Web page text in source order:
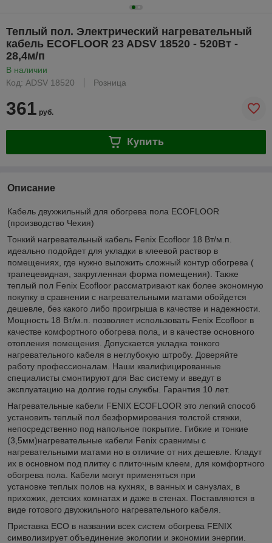
Теплый пол. Электрический нагревательный
кабель ECOFLOOR 23 ADSV 18520 - 520Вт -
28,4м/п
В наличии
Код: ADSV 18520
Розница
361 руб.
Купить
Описание
Кабель двухжильный для обогрева пола ECOFLOOR
(производство Чехия)
Тонкий нагревательный кабель Fenix Ecofloor 18 Вт/м.п.
идеально подойдет для укладки в клеевой раствор в
помещениях, где нужно выложить сложный контур обогрева (
трапецевидная, закругленная форма помещения). Также
теплый пол Fenix Ecofloor рассматривают как более экономную
покупку в сравнении с нагревательными матами обойдется
дешевле, без какого либо проигрыша в качестве и надежности.
Мощность 18 Вт/м.п. позволяет использовать Fenix Ecofloor в
качестве комфортного обогрева пола, и в качестве основного
отопления помещения. Допускается укладка тонкого
нагревательного кабеля в неглубокую штробу. Доверяйте
работу профессионалам. Наши квалифицированные
специалисты смонтируют для Вас систему и введут в
эксплуатацию на долгие годы службы. Гарантия 10 лет.
Нагревательные кабели FENIX ECOFLOOR это легкий способ
установить теплый пол безформирования толстой стяжки,
непосредственно под напольное покрытие. Гибкие и тонкие
(3,5мм)нагревательные кабели Fenix сравнимы с
нагревательными матами но в отличие от них дешевле. Кладут
их в основном под плитку с плиточным клеем, для комфортного
обогрева пола. Кабели могут применяться при
установке теплых полов на кухнях, в ванных и санузлах, в
прихожих, детских комнатах и даже в стенах. Поставляются в
виде готового двухжильного нагревательного кабеля.
Приставка ECO в названии всех систем обогрева FENIX
символизирует объединение экологии и экономии энергии.